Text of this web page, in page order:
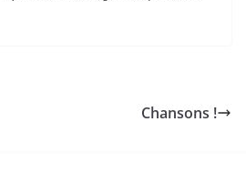
Chansons !